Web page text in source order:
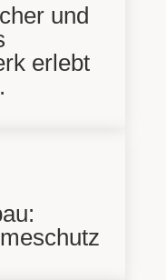
und
erlebt